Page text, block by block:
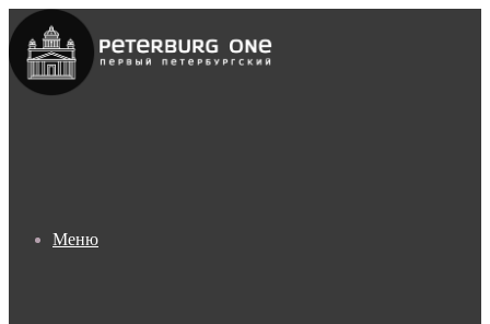
Меню